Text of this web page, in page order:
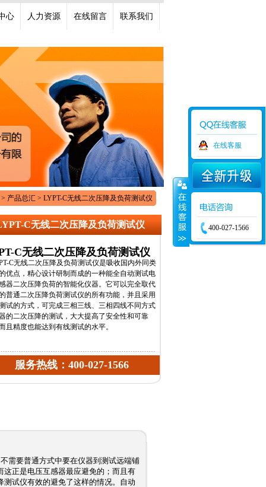
心 人力资源 在线留言 联系我们
产品总汇 > LYPT-C无线二次压降及负荷测试仪
C无线二次压降及负荷测试仪
C无线二次压降及负荷测试仪
C无线二次压降及负荷测试仪是吸收国内外同类
优点，精心设计研制而成的一种能全自动测试电
器二次压降负荷的智能化仪器。它可以完全取代
普通二次压降负荷测试仪的所有功能，并且采用
试的方式，可完成三相三线、三相四线不同方式
的二次压降的测试，大大提高了安全性和可靠
且精度也能达到有线测试的水平。
服务热线：400-027-1566
需要普通方式中要在仪器到测试远端铺
正是电压互感器最应避免的；而且有
试仪有效的避免了这样的情况。自动
在线客服
400-027-1566